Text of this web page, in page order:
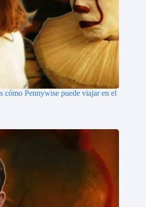
cómo Pennywise puede viajar en el